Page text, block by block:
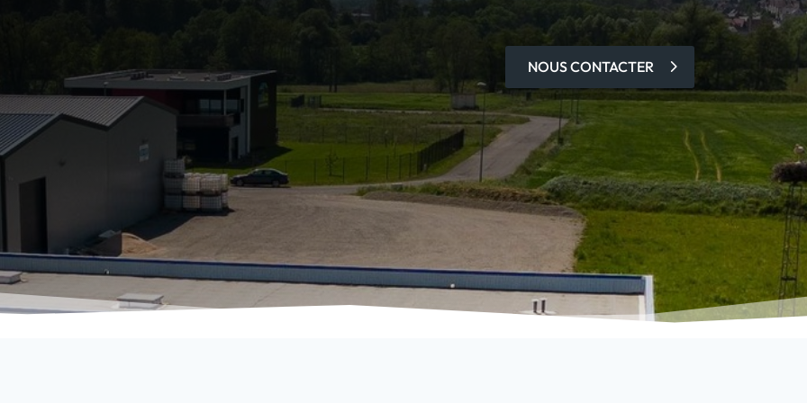
NOUS CONTACTER